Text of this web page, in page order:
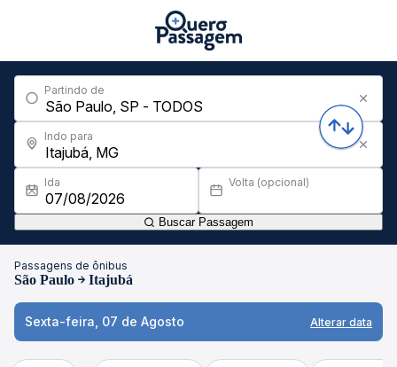
Partindo de
Indo para
Ida Volta (opcional)
Buscar Passagem
Passagens de ônibus
São Paulo Itajubá
Sexta-feira, 07 de Agosto Alterar data